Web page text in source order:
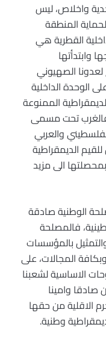
واخلاص، ليس
المنطقة
القطرية هي
وابتدأتها
الصهيوني
الوحدة الداخلية
الممنوعة
فالغرب تحت مسمى
والعربي
الديمقراطية
بمحصلتها الى مزيد
الوطنية صادقة
فالمصلحة
بالمؤسسات
المجالات، على
الاساسية لشعبنا
صادقا وامينا
الاقلية من حقها
وطنية.